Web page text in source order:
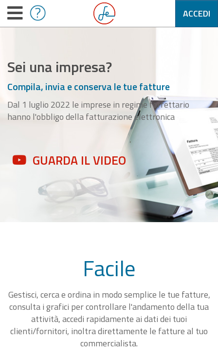
ACCEDI
Sei una impresa?
Compila, invia e conserva le tue fatture
Dal 1 luglio 2022 le imprese in regime forfettario
hanno l'obbligo della fatturazione elettronica
GUARDA IL VIDEO
Facile
Gestisci, cerca e ordina in modo semplice le tue fatture,
consulta i grafici per controllare l'andamento della tua
attività, accedi rapidamente ai dati dei tuoi
clienti/fornitori, inoltra direttamente le fatture al tuo
commercialista.